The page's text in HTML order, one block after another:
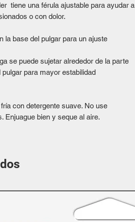
tiene una férula ajustable para ayudar a
o con dolor.
la base del pulgar para un ajuste
se puede sujetar alrededor de la parte
para mayor estabilidad
con detergente suave. No use
Enjuague bien y seque al aire.